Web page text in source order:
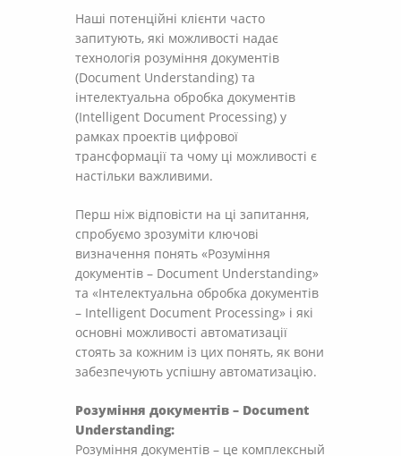
Наші потенційні клієнти часто
запитують, які можливості надає
технологія розуміння документів
(Document Understanding) та
інтелектуальна обробка документів
(Intelligent Document Processing) у
рамках проектів цифрової
трансформації та чому ці можливості є
настільки важливими.
Перш ніж відповісти на ці запитання,
спробуємо зрозуміти ключові
визначення понять «Розуміння
документів – Document Understanding»
та «Інтелектуальна обробка документів
– Intelligent Document Processing» і які
основні можливості автоматизації
стоять за кожним із цих понять, як вони
забезпечують успішну автоматизацію.
Розуміння документів – Document
Understanding:
Розуміння документів – це комплексный